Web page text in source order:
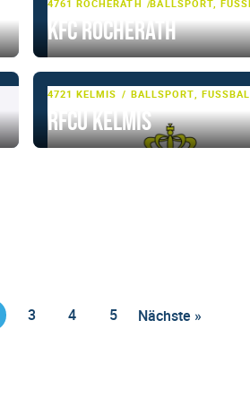
4761 ROCHERATH
KFC Rocherath
4721 KELMIS BALLSPORT, FUSSBALL
RFCU Kelmis
3 4 5 Nächste »